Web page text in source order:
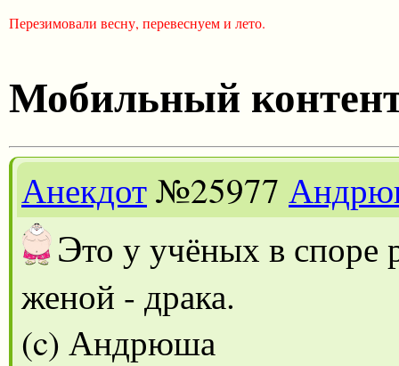
Перезимовали весну, перевеснуем и лето.
Мобильный
Анекдот№25977
Это у учёных в споре
женой - драка.
(c) Андрюша